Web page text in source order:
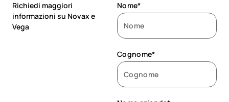
Richiedi maggiori
informazioni su Novax e
Vega
Nome*
Cognome*